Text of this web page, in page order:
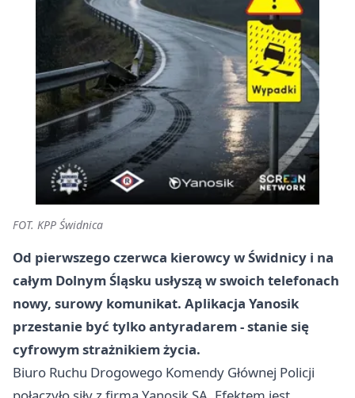
FOT. KPP Świdnica
Od pierwszego czerwca kierowcy w Świdnicy i na
całym Dolnym Śląsku usłyszą w swoich telefonach
nowy, surowy komunikat. Aplikacja Yanosik
przestanie być tylko antyradarem - stanie się
cyfrowym strażnikiem życia.
Biuro Ruchu Drogowego Komendy Głównej Policji